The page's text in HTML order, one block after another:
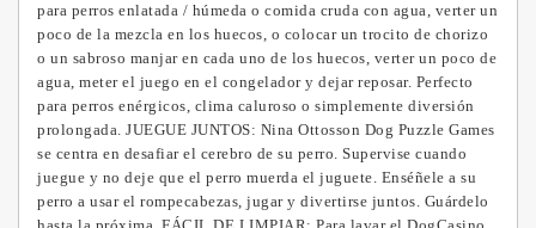
para perros enlatada / húmeda o comida cruda con agua, verter un
poco de la mezcla en los huecos, o colocar un trocito de chorizo ​​
o un sabroso manjar en cada uno de los huecos, verter un poco de
agua, meter el juego en el congelador y dejar reposar. Perfecto
para perros enérgicos, clima caluroso o simplemente diversión
prolongada. JUEGUE JUNTOS: Nina Ottosson Dog Puzzle Games
se centra en desafiar el cerebro de su perro. Supervise cuando
juegue y no deje que el perro muerda el juguete. Enséñele a su
perro a usar el rompecabezas, jugar y divertirse juntos. Guárdelo